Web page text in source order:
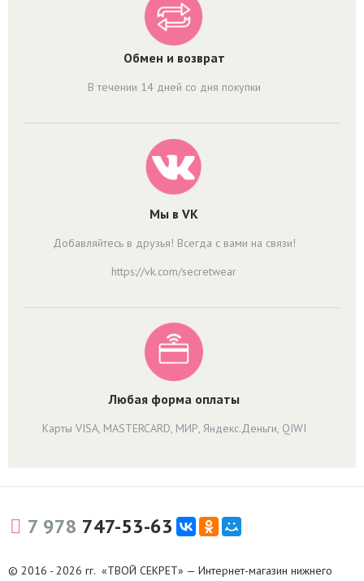
Обмен и возврат
В течении 14 дней со дня покупки
Мы в VK
Добавляйтесь в друзья! Всегда с вами на связи!
https://vk.com/secretwear
Любая форма оплаты
Карты VISA, MASTERCARD, МИР, Яндекс.Деньги, QIWI
7 978 747-53-63
© 2016 - 2026 гг. «ТВОЙ СЕКРЕТ» — Интернет-магазин нижнего